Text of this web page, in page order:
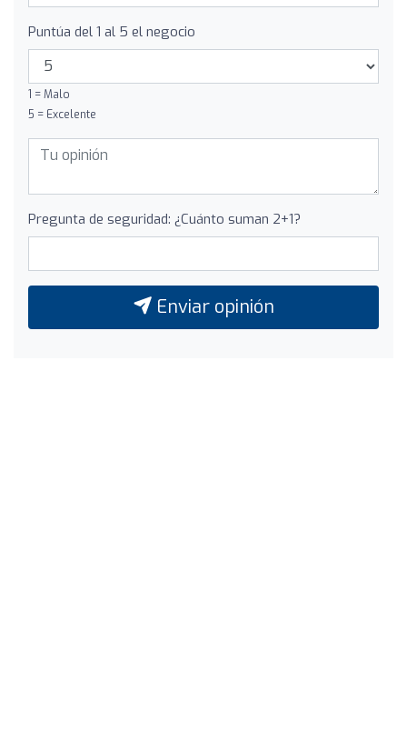
Puntúa del 1 al 5 el negocio
1 = Malo
5 = Excelente
Pregunta de seguridad: ¿Cuánto suman 2+1?
Enviar opinión